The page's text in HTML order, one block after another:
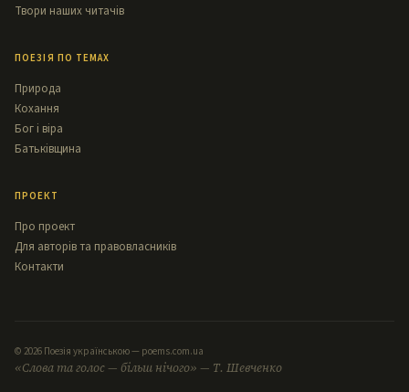
Твори наших читачів
ПОЕЗІЯ ПО ТЕМАХ
Природа
Кохання
Бог і віра
Батьківщина
ПРОЕКТ
Про проект
Для авторів та правовласників
Контакти
© 2026 Поезія українською — poems.com.ua
«Слова та голос — більш нічого» — Т. Шевченко